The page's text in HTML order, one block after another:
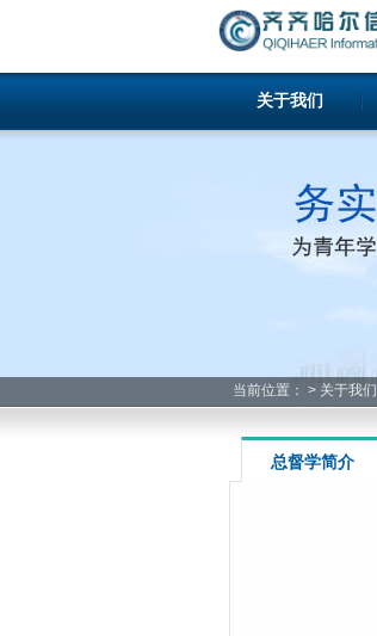
关于我们
当前位置： > 关于我们
总督学简介